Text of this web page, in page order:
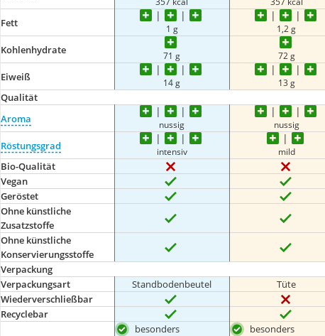
Fett 1 g 1,2 g
Kohlenhydrate 71 g 72 g
Eiweiß 14 g 13 g
Qualität
Aroma
nussig nussig
Röstungsgrad intensiv mild
Bio-Qualität
Vegan
Geröstet
Ohne künstliche
Zusatzstoffe
Ohne künstliche
Konservierungsstoffe
Verpackung
Verpackungsart
Standbodenbeutel Tüte
Wiederverschließbar
Recyclebar
besonders
besonders